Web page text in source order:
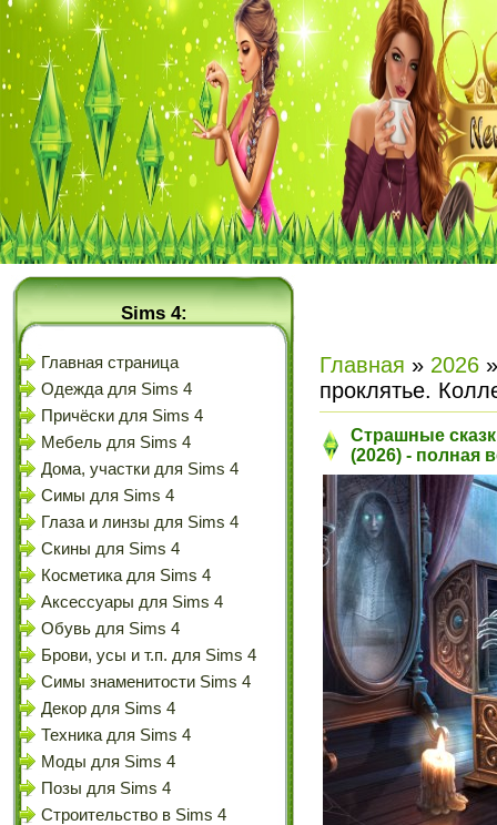
Sims 4:
Главная страница
Одежда для Sims 4
Причёски для Sims 4
Мебель для Sims 4
Дома, участки для Sims 4
Симы для Sims 4
Глаза и линзы для Sims 4
Скины для Sims 4
Косметика для Sims 4
Аксессуары для Sims 4
Обувь для Sims 4
Брови, усы и т.п. для Sims 4
Симы знаменитости Sims 4
Декор для Sims 4
Техника для Sims 4
Моды для Sims 4
Позы для Sims 4
Строительство в Sims 4
Главная » 2026 »
проклятье.
Страшные
(2026) - полная